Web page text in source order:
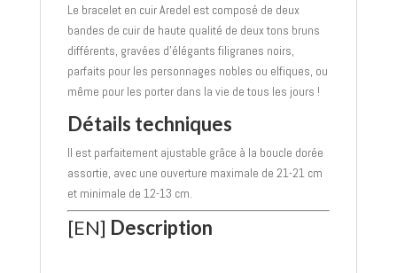
Le bracelet en cuir Aredel est composé de deux
bandes de cuir de haute qualité de deux tons bruns
différents, gravées d’élégants filigranes noirs,
parfaits pour les personnages nobles ou elfiques, ou
même pour les porter dans la vie de tous les jours !
Détails techniques
Il est parfaitement ajustable grâce à la boucle dorée
assortie, avec une ouverture maximale de 21-21 cm
et minimale de 12-13 cm.
[EN] Description